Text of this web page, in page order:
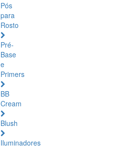
Pós
para
Rosto
Pré-
Base
e
Primers
BB
Cream
Blush
Iluminadores